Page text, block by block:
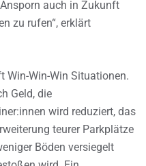
auch in Zukunft
zu rufen“, erklärt
Win-Win Situationen.
Geld, die
wird reduziert, das
teurer Parkplätze
Böden versiegelt